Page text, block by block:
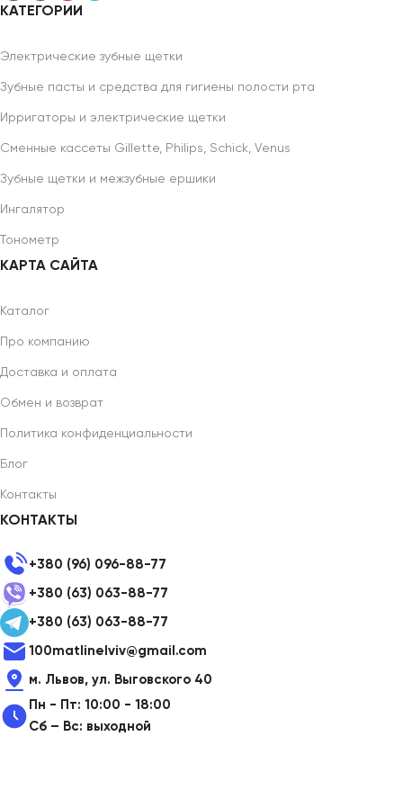
КАТЕГОРИИ
Электрические зубные щетки
Зубные пасты и средства для гигиены полости рта
Ирригаторы и электрические щетки
Сменные кассеты Gillette, Philips, Schick, Venus
Зубные щетки и межзубные ершики
Ингалятор
Тонометр
КАРТА САЙТА
Каталог
Про компанию
Доставка и оплата
Обмен и возврат
Политика конфиденциальности
Блог
Контакты
КОНТАКТЫ
+380 (96) 096-88-77
+380 (63) 063-88-77
+380 (63) 063-88-77
100matlinelviv@gmail.com
м. Львов, ул. Выговского 40
Пн - Пт: 10:00 - 18:00
Сб – Вс: выходной